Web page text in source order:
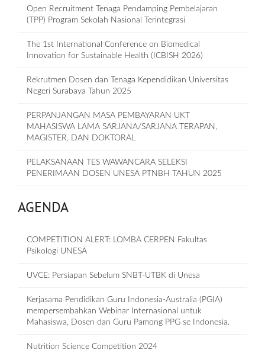
Open Recruitment Tenaga Pendamping Pembelajaran
(TPP) Program Sekolah Nasional Terintegrasi
The 1st International Conference on Biomedical
Innovation for Sustainable Health (ICBISH 2026)
Rekrutmen Dosen dan Tenaga Kependidikan Universitas
Negeri Surabaya Tahun 2025
PERPANJANGAN MASA PEMBAYARAN UKT
MAHASISWA LAMA SARJANA/SARJANA TERAPAN,
MAGISTER, DAN DOKTORAL
PELAKSANAAN TES WAWANCARA SELEKSI
PENERIMAAN DOSEN UNESA PTNBH TAHUN 2025
AGENDA
COMPETITION ALERT: LOMBA CERPEN Fakultas
Psikologi UNESA
UVCE: Persiapan Sebelum SNBT-UTBK di Unesa
Kerjasama Pendidikan Guru Indonesia-Australia (PGIA)
mempersembahkan Webinar Internasional untuk
Mahasiswa, Dosen dan Guru Pamong PPG se Indonesia.
Nutrition Science Competition 2024